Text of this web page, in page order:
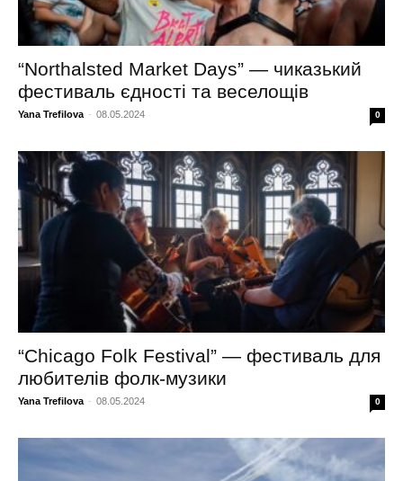
“Northalsted Market Days” — чиказький
фестиваль єдності та веселощів
Yana Trefilova - 08.05.2024 0
“Chicago Folk Festival” — фестиваль для
любителів фолк-музики
Yana Trefilova - 08.05.2024 0